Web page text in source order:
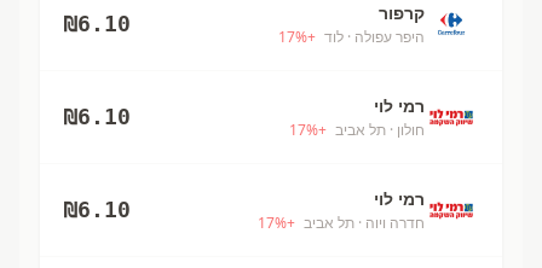
קרפור
היפר עפולה · לוד +
17%
₪6.10
רמי לוי
חולון · תל אביב +
17%
₪6.10
רמי לוי
חדרה ויוה · תל אביב +
17%
₪6.10